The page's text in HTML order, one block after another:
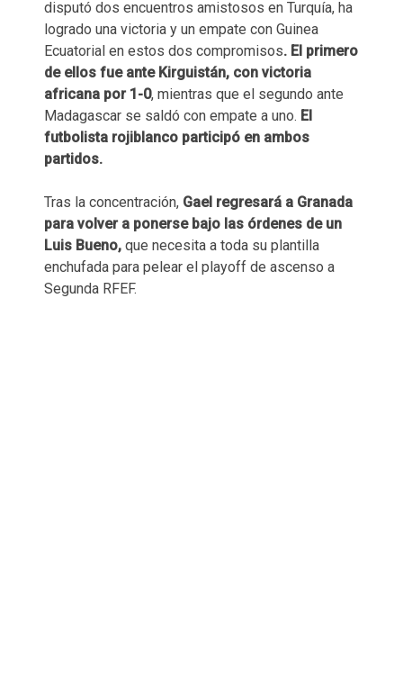
disputó dos encuentros amistosos en Turquía, ha
logrado una victoria y un empate con Guinea
Ecuatorial en estos dos compromisos. El primero
de ellos fue ante Kirguistán, con victoria
africana por 1-0, mientras que el segundo ante
Madagascar se saldó con empate a uno. El
futbolista rojiblanco participó en ambos
partidos.
Tras la concentración, Gael regresará a Granada
para volver a ponerse bajo las órdenes de un
Luis Bueno, que necesita a toda su plantilla
enchufada para pelear el playoff de ascenso a
Segunda RFEF.